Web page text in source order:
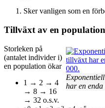
Sker vanligen som en
Tillväxt av en population
har en enda
Storleken på
(antalet individer i)
en population ökar
1 → 2 → 4
→ 8 → 16
→ 32 o.s.v.